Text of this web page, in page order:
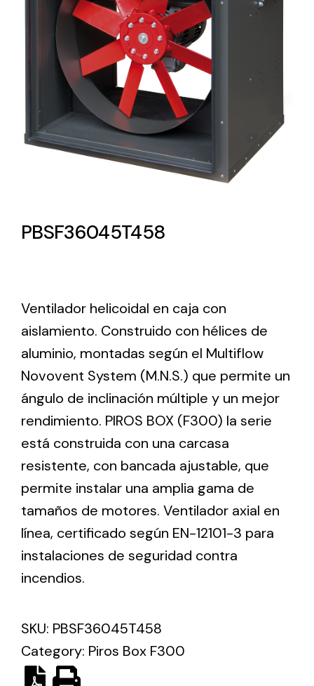
Lighting and Electrical
Equipment
Complete solutions in lighting and electrical
material for each project and need
Amplia gama de ventiladores y equipos de
Ventilation
The incorporation of Novovent into the group
meant a greater offer of ventilation products for
different uses
Iluminación Solar
Variedad de soluciones solares para todo tipo
de necesidades.
Solar lighting
PBSF36045T458
Ventilador helicoidal en caja con
aislamiento. Construido con hélices de
aluminio, montadas según el Multiflow
Novovent System (M.N.S.) que permite un
ángulo de inclinación múltiple y un mejor
rendimiento. PIROS BOX (F300) la serie
está construida con una carcasa
resistente, con bancada ajustable, que
permite instalar una amplia gama de
tamaños de motores. Ventilador axial en
línea, certificado según EN-12101-3 para
instalaciones de seguridad contra
incendios.
SKU: PBSF36045T458
Category: Piros Box F300